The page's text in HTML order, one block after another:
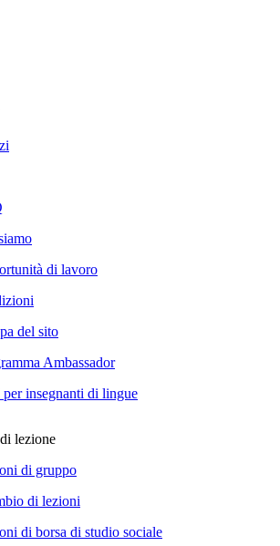
di lavoro
del sito
Ambassador
insegnanti di lingue
lezione
di gruppo
di lezioni
di borsa di studio sociale